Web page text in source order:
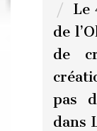
Le
de
de
pas
dans